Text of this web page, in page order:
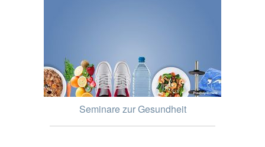
Seminare zur Gesundheit